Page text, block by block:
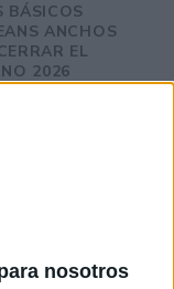
nosotros
BÁSICOS
ANCHOS
EL
2026
A ESTAS
LA